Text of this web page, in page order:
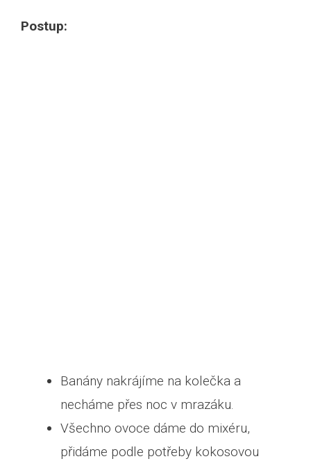
Postup:
Banány nakrájíme na kolečka a
necháme přes noc v mrazáku.
Všechno ovoce dáme do mixéru,
přidáme podle potřeby kokosovou